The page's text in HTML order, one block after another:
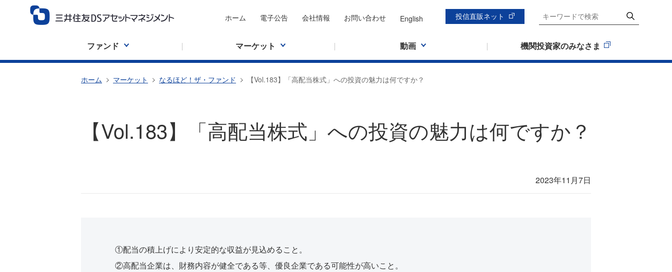
ホーム 電子公告 会社情報 お問い合わせ English 投信直販ネット
ファンド マーケット 動画 機関投資家のみなさま
ホーム マーケット なるほど！ザ・ファンド 【Vol.183】「高配当株式」への投資の魅力は何ですか？
【Vol.183】「高配当株式」への投資の魅力は何ですか？
2023年11月7日
①配当の積上げにより安定的な収益が⾒込めること。
②⾼配当企業は、財務内容が健全である等、優良企業である可能性が⾼いこと。